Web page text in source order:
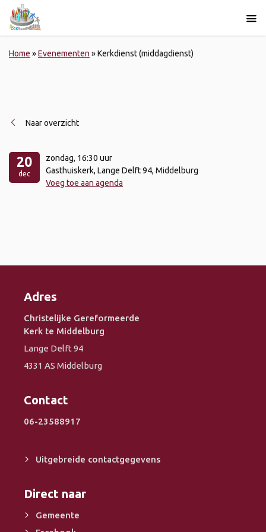
Home »Evenementen »Kerkdienst (middagdienst)
Naar overzicht
20
dec
zondag, 16:30 uur
Gasthuiskerk, Lange Delft 94, Middelburg
Voeg toe aan agenda
Adres
Christelijke Gereformeerde
Kerk te Middelburg
Lange Delft 94
4331 AS Middelburg
Contact
06-23588917
Uitgebreide contactgegevens
Direct naar
Gemeente